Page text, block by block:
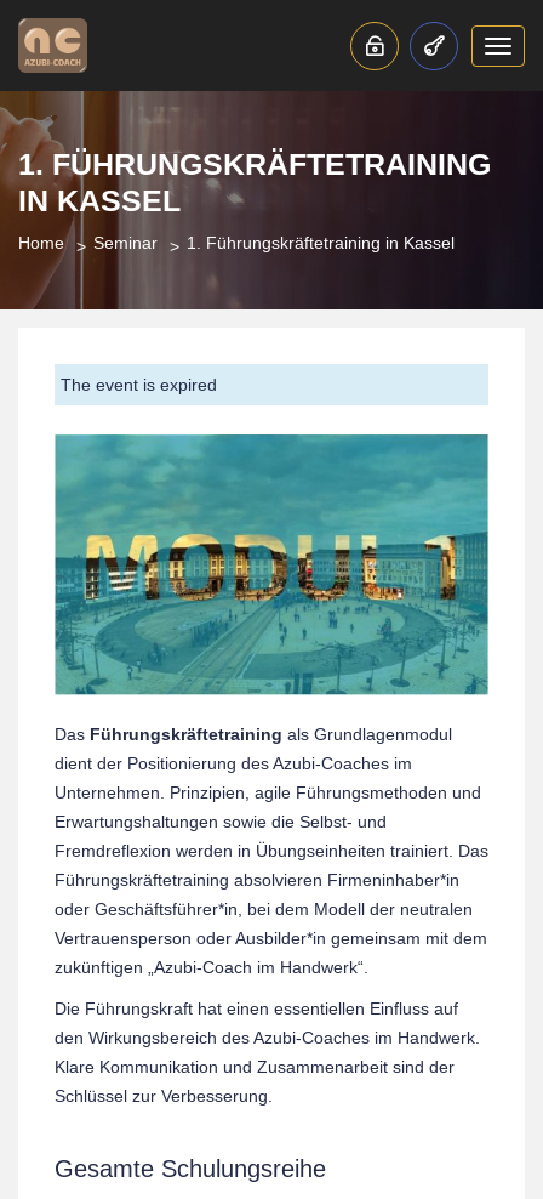
1. FÜHRUNGSKRÄFTETRAINING
IN KASSEL
Home Seminar 1. Führungskräftetraining in Kassel
The event is expired
Das Führungskräftetraining als Grundlagenmodul
dient der Positionierung des Azubi-Coaches im
Unternehmen. Prinzipien, agile Führungsmethoden und
Erwartungshaltungen sowie die Selbst- und
Fremdreflexion werden in Übungseinheiten trainiert. Das
Führungskräftetraining absolvieren Firmeninhaber*in
oder Geschäftsführer*in, bei dem Modell der neutralen
Vertrauensperson oder Ausbilder*in gemeinsam mit dem
zukünftigen „Azubi-Coach im Handwerk“.
Die Führungskraft hat einen essentiellen Einfluss auf
den Wirkungsbereich des Azubi-Coaches im Handwerk.
Klare Kommunikation und Zusammenarbeit sind der
Schlüssel zur Verbesserung.
Gesamte Schulungsreihe